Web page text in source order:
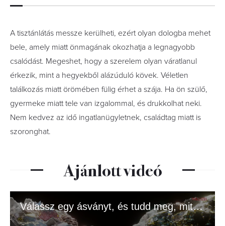
A tisztánlátás messze kerülheti, ezért olyan dologba mehet
bele, amely miatt önmagának okozhatja a legnagyobb
csalódást. Megeshet, hogy a szerelem olyan váratlanul
érkezik, mint a hegyekből alázúduló kövek. Véletlen
találkozás miatt örömében fülig érhet a szája. Ha ön szülő,
gyermeke miatt tele van izgalommal, és drukkolhat neki.
Nem kedvez az idő ingatlanügyletnek, családtag miatt is
szoronghat.
Ajánlott videó
Válassz egy ásványt, és tudd meg, mit üzen az univerzum!